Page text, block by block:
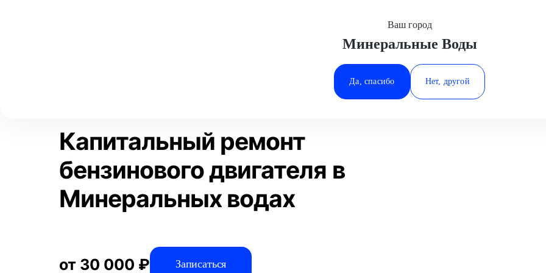
Минеральные Воды
Ростов-на-Дону
Ставрополь
Ваш город
Минеральные Воды
Да, спасибо Нет, другой
Капитальный ремонт бензинового двигателя
Статьи
Капитальный ремонт
бензинового двигателя в
Минеральных водах
от 30 000 ₽ Записаться